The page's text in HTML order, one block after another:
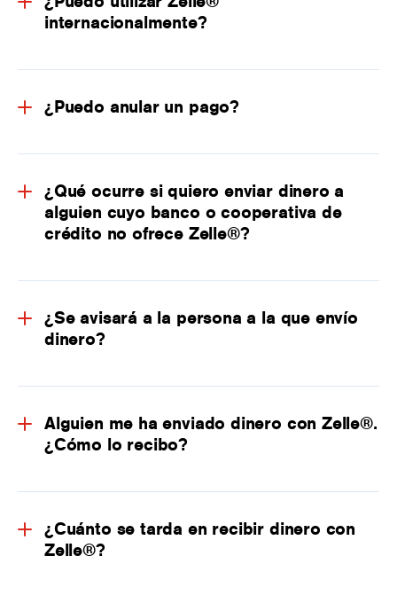
internacionalmente?
¿Puedo anular un pago?
¿Qué ocurre si quiero enviar dinero a
alguien cuyo banco o cooperativa de
crédito no ofrece Zelle®?
¿Se avisará a la persona a la que envío
dinero?
Alguien me ha enviado dinero con Zelle®.
¿Cómo lo recibo?
¿Cuánto se tarda en recibir dinero con
Zelle®?